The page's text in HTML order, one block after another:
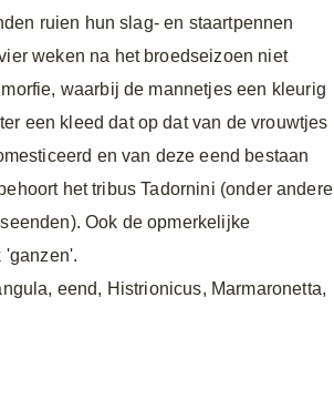
ruien hun slag- en staartpennen
weken na het broedseizoen niet
waarbij de mannetjes een kleurig
een kleed dat op dat van de vrouwtjes
en van deze eend bestaan
het tribus Tadornini (onder andere
Ook de opmerkelijke
'ganzen'.
eend, Histrionicus, Marmaronetta,